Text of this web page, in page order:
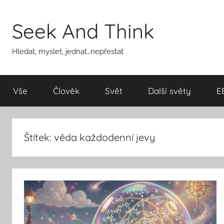
obsahu
Seek And Think
Hledat, myslet, jednat…nepřestat
Vše Člověk Svět Další světy
Štítek: věda každodenní jevy